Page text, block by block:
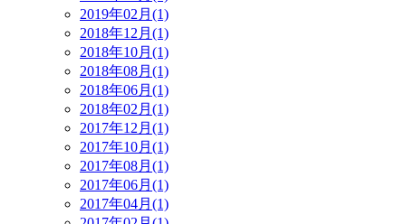
2019年02月(1)
2018年12月(1)
2018年10月(1)
2018年08月(1)
2018年06月(1)
2018年02月(1)
2017年12月(1)
2017年10月(1)
2017年08月(1)
2017年06月(1)
2017年04月(1)